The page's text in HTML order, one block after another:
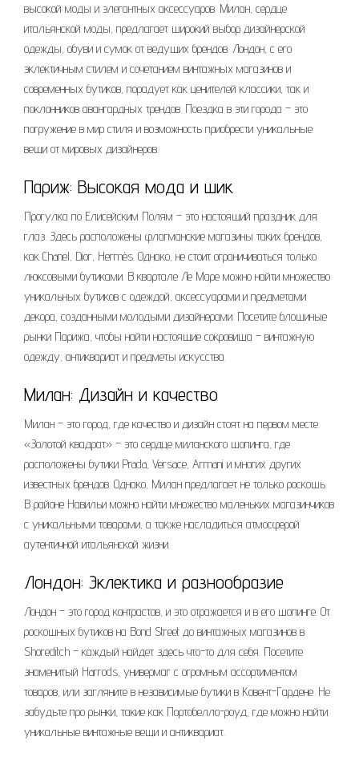
высокой моды и элегантных аксессуаров. Милан, сердце
итальянской моды, предлагает широкий выбор дизайнерской
одежды, обуви и сумок от ведущих брендов. Лондон, с его
эклектичным стилем и сочетанием винтажных магазинов и
современных бутиков, порадует как ценителей классики, так и
поклонников авангардных трендов. Поездка в эти города – это
погружение в мир стиля и возможность приобрести уникальные
вещи от мировых дизайнеров.
Париж: Высокая мода и шик
Прогулка по Елисейским Полям – это настоящий праздник для
глаз. Здесь расположены флагманские магазины таких брендов,
как Chanel, Dior, Hermès. Однако, не стоит ограничиваться только
люксовыми бутиками. В квартале Ле Маре можно найти множество
уникальных бутиков с одеждой, аксессуарами и предметами
декора, созданными молодыми дизайнерами. Посетите блошиные
рынки Парижа, чтобы найти настоящие сокровища – винтажную
одежду, антиквариат и предметы искусства.
Милан: Дизайн и качество
Милан – это город, где качество и дизайн стоят на первом месте.
«Золотой квадрат» – это сердце миланского шопинга, где
расположены бутики Prada, Versace, Armani и многих других
известных брендов. Однако, Милан предлагает не только роскошь.
В районе Навильи можно найти множество маленьких магазинчиков
с уникальными товарами, а также насладиться атмосферой
аутентичной итальянской жизни.
Лондон: Эклектика и разнообразие
Лондон – это город контрастов, и это отражается и в его шопинге. От
роскошных бутиков на Bond Street до винтажных магазинов в
Shoreditch – каждый найдет здесь что-то для себя. Посетите
знаменитый Harrods, универмаг с огромным ассортиментом
товаров, или загляните в независимые бутики в Ковент-Гардене. Не
забудьте про рынки, такие как Портобелло-роуд, где можно найти
уникальные винтажные вещи и антиквариат.